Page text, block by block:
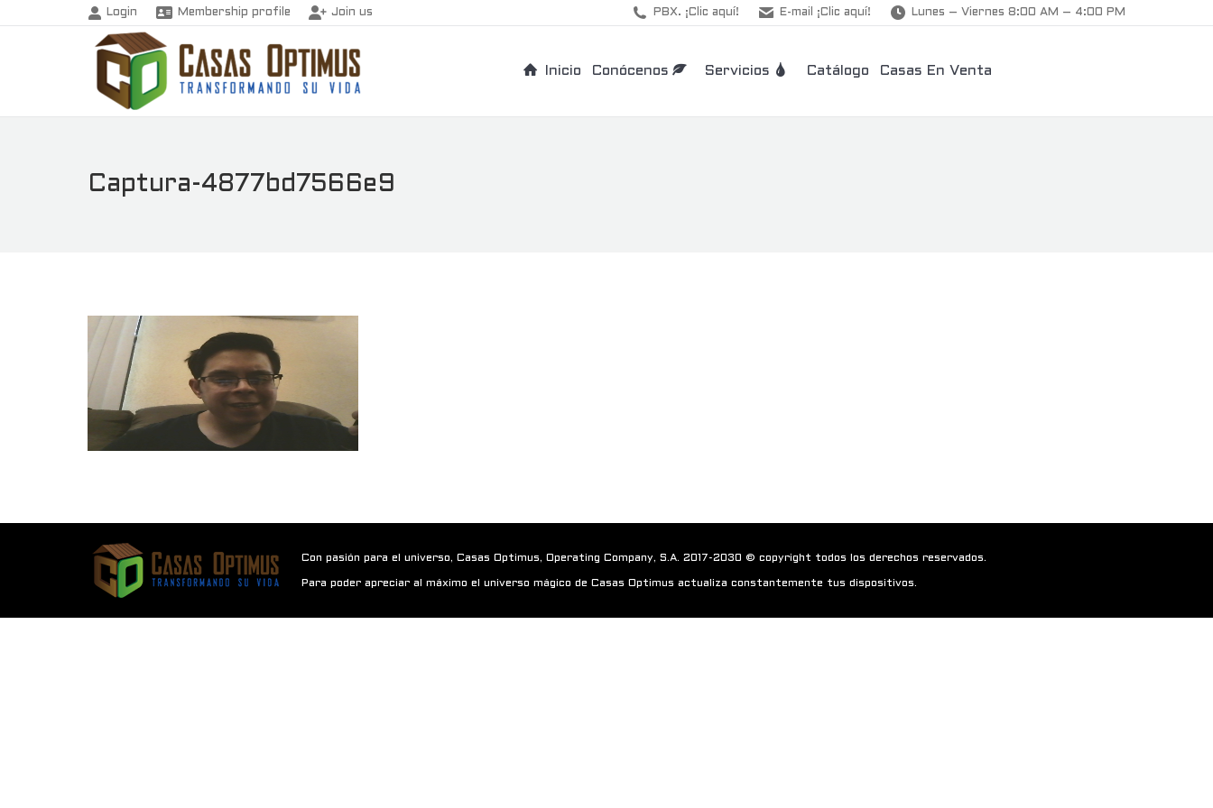
Login Membership profile Join us PBX. ¡Clic aquí! E-mail ¡Clic aquí! Lunes – Viernes 8:00 AM – 4:00 PM
Inicio Conócenos Servicios Catálogo Casas En Venta
Captura-4877bd7566e9
Con pasión para el universo, Casas Optimus, Operating Company, S.A. 2017-2030 © copyright todos los derechos reservados.
Para poder apreciar al máximo el universo mágico de Casas Optimus actualiza constantemente tus dispositivos.